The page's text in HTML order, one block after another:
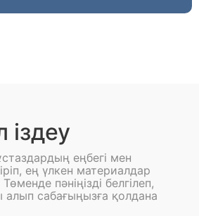
іздеу
еңбегі мен
ең үлкен материалдар
пәніңізді белгілеп,
сабағыңызға қолдана